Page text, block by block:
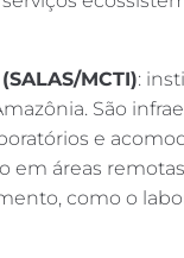
MCTI):
São
e
áreas
como o